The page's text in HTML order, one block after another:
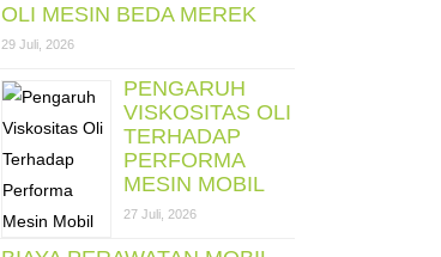
OLI MESIN BEDA MEREK
29 Juli, 2026
PENGARUH
VISKOSITAS OLI
TERHADAP
PERFORMA
MESIN MOBIL
27 Juli, 2026